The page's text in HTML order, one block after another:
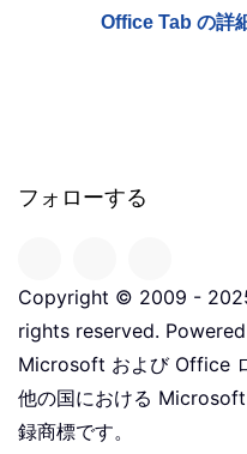
Office Tab の詳
フォローする
Copyright © 2009 -
rights reserved.
Microsoft および Office
他の国における
録商標です。